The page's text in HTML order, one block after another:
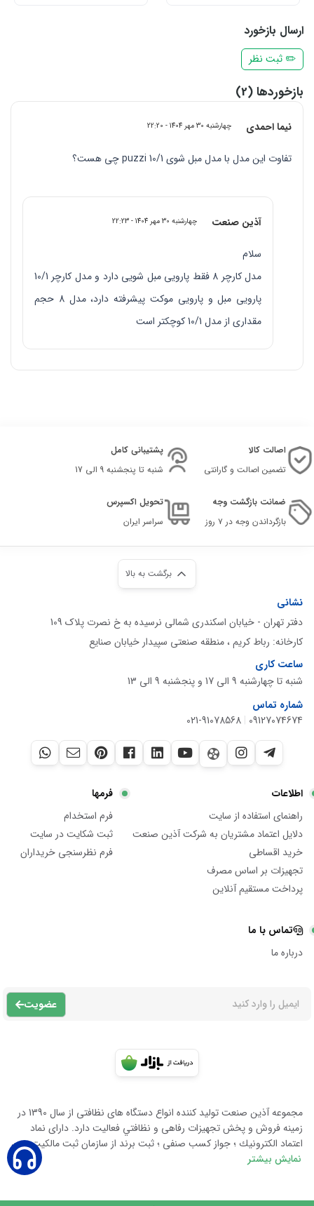
ارسال بازخورد
✏️ ثبت نظر
بازخوردها (2)
نیما احمدی چهارشنبه 30 مهر 1404 - 22:20
تفاوت این مدل با مدل مبل شوی puzzi 10/1 چی هست؟
آذین صنعت چهارشنبه 30 مهر 1404 - 22:23
سلام
مدل کارچر 8 فقط پارویی مبل شویی دارد و مدل کارچر 10/1
پارویی مبل و پارویی موکت پیشرفته دارد، مدل 8 حجم
مقداری از مدل 10/1 کوچکتر است
اصالت کالا
تضمین اصالت و گارانتی
پشتیبانی کامل
شنبه تا پنجشنبه 9 الی 17
ضمانت بازگشت وجه
بازگرداندن وجه در ۷ روز
تحویل اکسپرس
سراسر ایران
برگشت به بالا
نشانی
دفتر تهران - خیابان اسکندری شمالی نرسیده به خ نصرت پلاک 109
کارخانه: رباط کریم ، منطقه صنعتی سپیدار خیابان صنایع
ساعت کاری
شنبه تا چهارشنبه 9 الی 17 و پنجشنبه 9 الی 13
شماره تماس
09127074674
|
021-91078568
اطلاعات
راهنمای استفاده از سایت
دلایل اعتماد مشتریان به شرکت آذین صنعت
خرید اقساطی
تجهیزات بر اساس مصرف
پرداخت مستقیم آنلاین
فرمها
فرم استخدام
ثبت شکایت در سایت
فرم نظرسنجی خریداران
تماس با ما
درباره ما
عضویت
مجموعه آذين صنعت توليد كننده انواع دستگاه هاى نظافتى از سال 1390 در
زمينه فروش و پخش تجهيزات رفاهى و نظافتي فعاليت دارد. داراى نماد
اعتماد الكترونيك ؛ جواز كسب صنفى ؛ ثبت برند از سازمان ثبت مالكيت معن
نمایش بیشتر